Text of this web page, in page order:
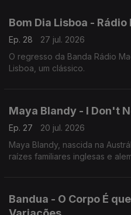
Bom Dia Lisboa - Rádio
Ep. 28
27 jul. 2026
O regresso da Banda Rádio
Lisboa, um clássico.
Maya Blandy - I Don't
Ep. 27
20 jul. 2026
Maya Blandy, nascida na
raízes familiares inglesas e
Bandua - O Corpo É